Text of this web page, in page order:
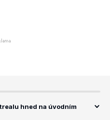
hned na úvodním